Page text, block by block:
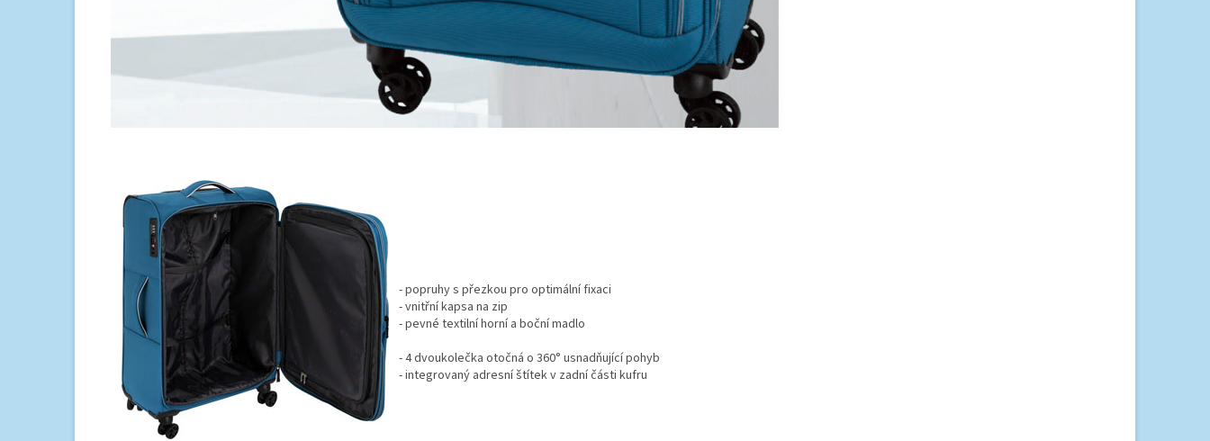
- popruhy s přezkou pro optimální fixaci
- vnitřní kapsa na zip
- pevné textilní horní a boční madlo
- 4 dvoukolečka otočná o 360° usnadňující pohyb
- integrovaný adresní štítek v zadní části kufru